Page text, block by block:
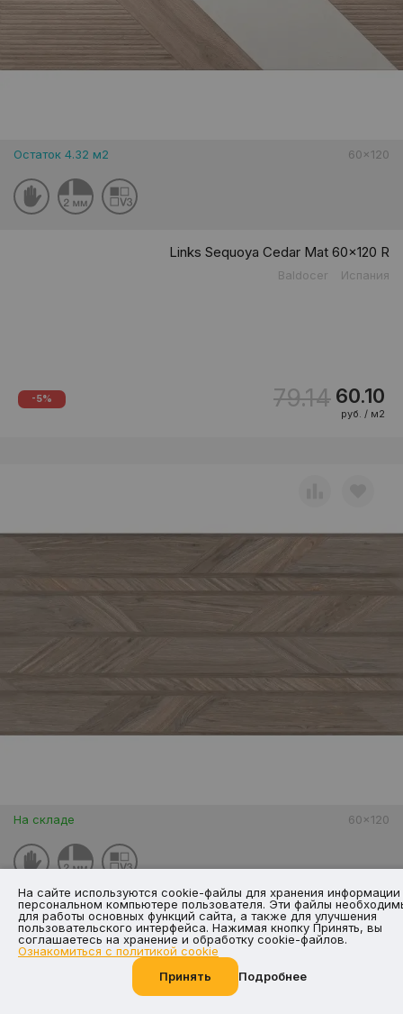
Остаток 4.32 м2 60x120
Links Sequoya Cedar Mat 60x120 R
Baldocer Испания
-5% 79.14 60.10
руб. / м2
На складе 60x120
Bush Sequoya Walnut Mat 60x120 R
Baldocer Испания
Позвоните нам
На сайте используются cookie-файлы для хранения информации
персональном компьютере пользователя. Эти файлы
для работы основных функций сайта, а также для улучшения
пользовательского интерфейса. Нажимая кнопку Принять, вы
соглашаетесь на хранение и обработку cookie-файлов.
Ознакомиться с политикой cookie
Принять
Подробнее